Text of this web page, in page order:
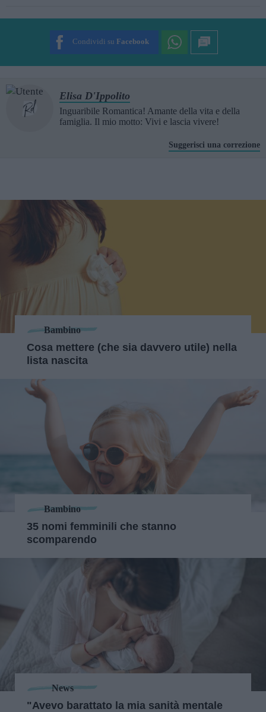
Condividi su Facebook
Elisa D'Ippolito
Inguaribile Romantica! Amante della vita e della
famiglia. Il mio motto: Vivi e lascia vivere!
Suggerisci una correzione
Bambino
Cosa mettere (che sia davvero utile) nella
lista nascita
Bambino
35 nomi femminili che stanno
scomparendo
News
"Avevo barattato la mia sanità mentale